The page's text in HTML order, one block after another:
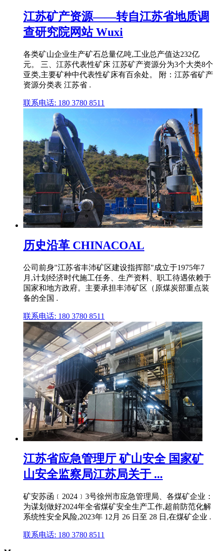
江苏矿产资源——转自江苏省地质调
查研究院网站 Wuxi
各类矿山企业生产矿石总量亿吨,工业总产值达232亿
元。 三、江苏代表性矿床 江苏矿产资源分为3个大类8个
亚类,主要矿种中代表性矿床有百余处。 附：江苏省矿产
资源分类表 江苏省 .
联系电话: 180 3780 8511
历史沿革 CHINACOAL
公司前身"江苏省丰沛矿区建设指挥部"成立于1975年7
月,计划经济时代施工任务、生产资料、职工待遇依赖于
国家和地方政府。主要承担丰沛矿区（原煤炭部重点装
备的全国 .
联系电话: 180 3780 8511
江苏省应急管理厅 矿山安全 国家矿
山安全监察局江苏局关于 ...
矿安苏函﹝2024﹞3号徐州市应急管理局、各煤矿企业：
为谋划做好2024年全省煤矿安全生产工作,超前防范化解
系统性安全风险,2023年 12月 26 日至 28 日,在煤矿企业 .
联系电话: 180 3780 8511